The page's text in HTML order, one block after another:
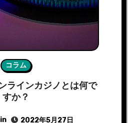
コラム
ラインカジノとは何で
すか？
2022年5月27日